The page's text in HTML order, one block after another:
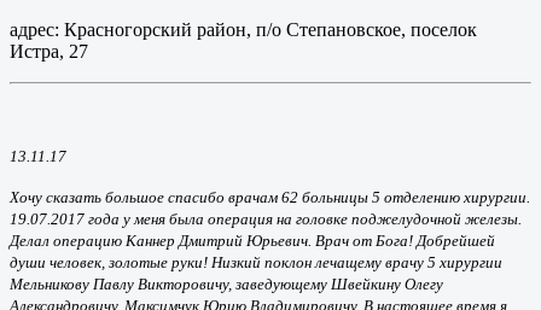
адрес: Красногорский район, п/о Степановское, поселок
Истра, 27
13.11.17
Хочу сказать большое спасибо врачам 62 больницы 5 отделению хирургии.
19.07.2017 года у меня была операция на головке поджелудочной железы.
Делал операцию Каннер Дмитрий Юрьевич. Врач от Бога! Добрейшей
души человек, золотые руки! Низкий поклон лечащему врачу 5 хирургии
Мельникову Павлу Викторовичу, заведующему Швейкину Олегу
Александровичу, Максимчук Юрию Владимировичу. В настоящее время я